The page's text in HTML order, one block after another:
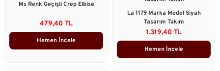
Ms Renk Geçişli Crep Elbise
479,40 TL
Hemen İncele
La 1179 Marka Model Siyah
Tasarım Takım
1.319,40 TL
Hemen İncele
Bizi Takip Edin!